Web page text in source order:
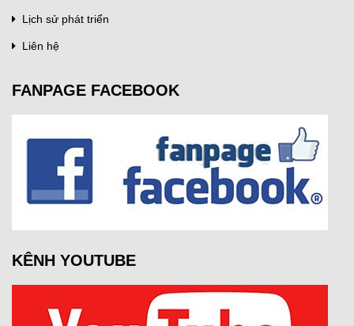
Lịch sử phát triển
Liên hệ
FANPAGE FACEBOOK
KÊNH YOUTUBE